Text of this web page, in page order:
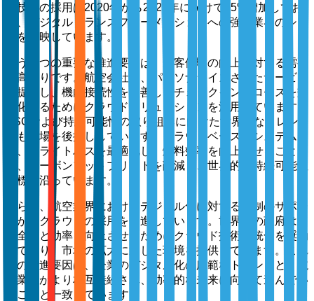
ド技術の採用は2020年から2023年にかけて35%増加してお
り、デジタルトランスフォーメーションへの強い業界のシフ
トを反映しています。
もう一つの重要な推進要因は、乗客体験の向上に対する需要
の高まりです。航空会社は、パーソナライズされたサービス
を提供し、機内接続性を改善し、チェックインプロセスを効
率化するためにクラウドソリューションを活用しています。
ESGおよび持続可能性の取り組みに向けた世界的なトレン
ドも市場を後押ししています。クラウドベースのシステム
は、フライトパスを最適化し、燃料効率を向上させること
で、カーボンフットプリントを削減し、世界的な持続可能性
目標に沿っています。
さらに、航空業界におけるデジタル化に対する規制のサポー
トが、クラウドの採用を促進しています。世界中の政府は、
安全性と効率を向上させるためにクラウド技術の統合を奨励
しており、市場の拡大に適した環境を提供しています。これ
らの推進要因は、企業のデジタル化の広範なトレンドと、航
空業界がより相互接続され、効率的な未来に向けて進んでい
ることと一致しています。